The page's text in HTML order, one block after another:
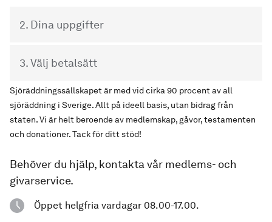
2. Dina uppgifter
3. Välj betalsätt
Sjöräddningssällskapet är med vid cirka 90 procent av all
sjöräddning i Sverige. Allt på ideell basis, utan bidrag från
staten. Vi är helt beroende av medlemskap, gåvor, testamenten
och donationer. Tack för ditt stöd!
Behöver du hjälp, kontakta vår medlems- och
givarservice.
Öppet helgfria vardagar 08.00-17.00.